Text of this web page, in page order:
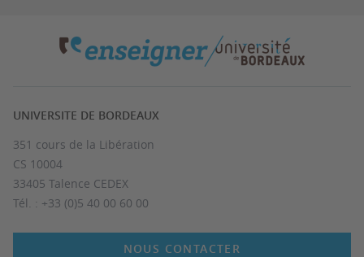
UNIVERSITE DE BORDEAUX
351 cours de la Libération
CS 10004
33405 Talence CEDEX
Tél. : +33 (0)5 40 00 60 00
NOUS CONTACTER